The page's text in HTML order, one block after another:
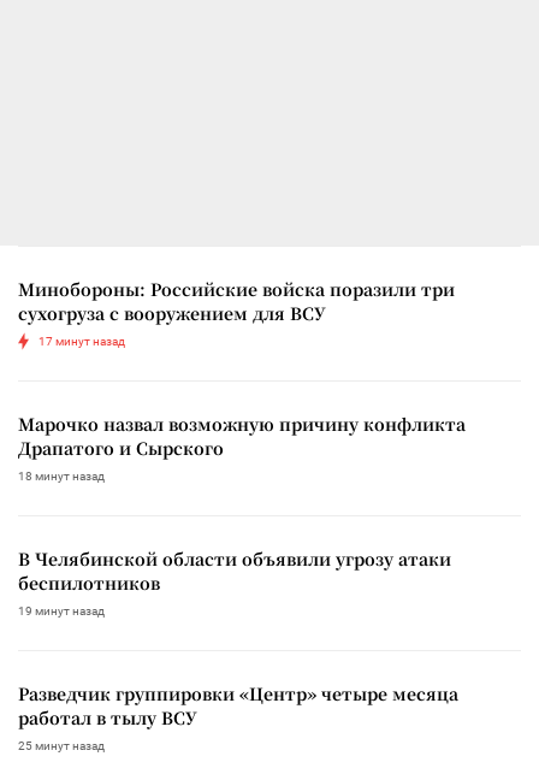
Минобороны: Российские войска поразили три
сухогруза с вооружением для ВСУ
17 минут назад
Марочко назвал возможную причину конфликта
Драпатого и Сырского
18 минут назад
В Челябинской области объявили угрозу атаки
беспилотников
19 минут назад
Разведчик группировки «Центр» четыре месяца
работал в тылу ВСУ
25 минут назад